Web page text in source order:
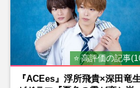
⭐ 高評価の記事
『ACEes』浮所飛貴×深田竜